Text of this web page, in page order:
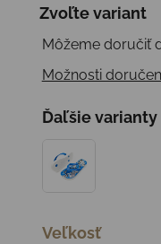
Jednotková cena:
Zvoľte variant
Môžeme doručiť
Možnosti
Ďaľšie varianty
Veľkosť